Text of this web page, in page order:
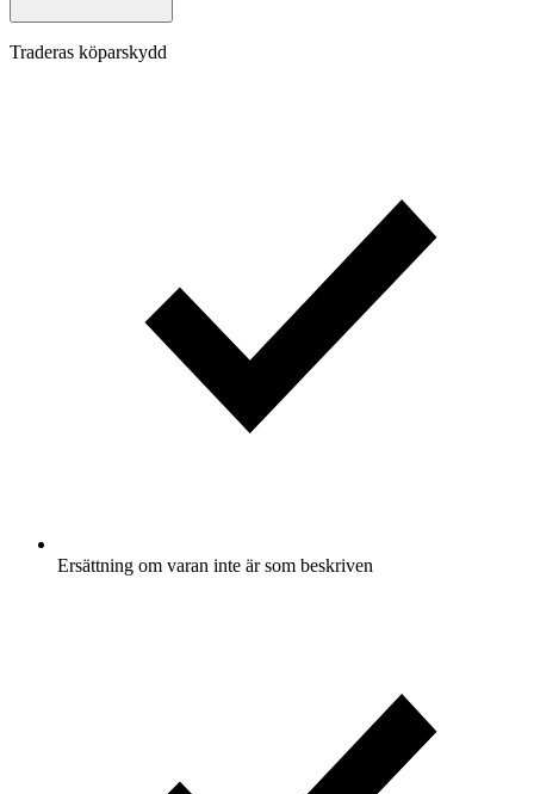
Traderas köparskydd
Ersättning om varan inte är som beskriven